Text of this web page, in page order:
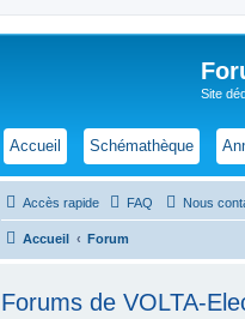
Site
Accueil Schémathèque
Accès rapide FAQ Nous
Accueil Forum
Forums de VOLTA-